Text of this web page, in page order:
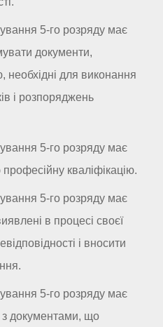
5-го розряду має
документи,
необхідні для виконання
і розпоряджень
5-го розряду має
кваліфікацію.
5-го розряду має
в процесі своєї
і вносити
5-го розряду має
документами, що